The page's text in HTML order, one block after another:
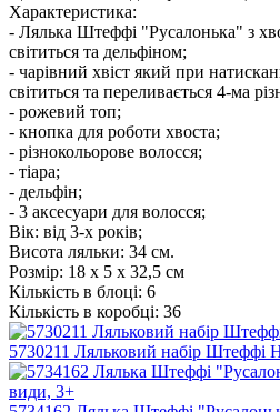
Характеристика:
- Лялька Штеффі "Русалонька" з
світиться та дельфіном;
- чарівний хвіст який при
світиться та переливається 4-ма
- рожевий топ;
- кнопка для роботи хвоста;
- різнокольорове волосся;
- тіара;
- дельфін;
- 3 аксесуари для волосся;
Вік: від 3-х років;
Висота ляльки: 34 см.
Розмір: 18 х 5 х 32,5 см
Кількість в блоці: 6
Кількість в коробці: 36
5730211 Ляльковий набір Штеффі